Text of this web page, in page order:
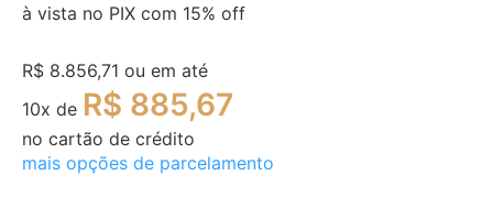
à vista no PIX com 15% off
R$ 8.856,71 ou em até
10x de R$ 885,67
no cartão de crédito
mais opções de parcelamento